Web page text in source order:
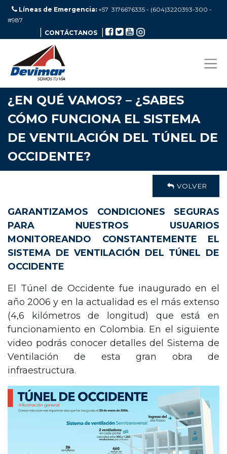
Líneas de Emergencia: +57 3176676335 - (604)3220393-300 -
#987
CONTÁCTANOS
¿EN QUÉ VAMOS? – ¿SABES
CÓMO FUNCIONA EL SISTEMA
DE VENTILACIÓN DEL TÚNEL DE
OCCIDENTE?
VOLVER
GARANTIZAMOS CONDICIONES SEGURAS
PARA NUESTROS USUARIOS
MONITOREANDO CONSTANTEMENTE EL
SISTEMA DE VENTILACIÓN DEL TÚNEL DE
OCCIDENTE
El Túnel de Occidente fue inaugurado en el
año 2006 y en la actualidad es el más extenso
(4,6 kilómetros de longitud) que está en
funcionamiento en Colombia. En el siguiente
video podrás conocer detalles del Sistema de
Ventilación de esta gran obra de
infraestructura.